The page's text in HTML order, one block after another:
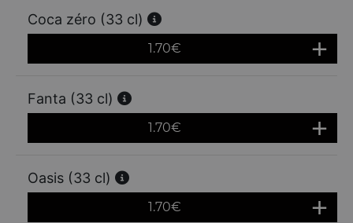
Coca zéro (33 cl)
1.70€
Fanta (33 cl)
1.70€
Oasis (33 cl)
1.70€